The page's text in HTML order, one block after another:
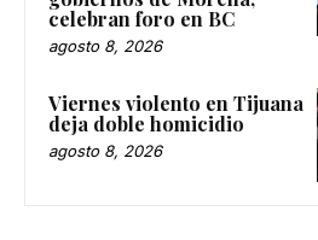
celebran foro en BC
agosto 8, 2026
Viernes violento en Tijuana
deja doble homicidio
agosto 8, 2026